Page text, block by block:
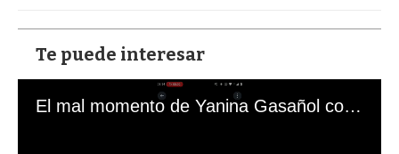
Te puede interesar
El mal momento de Yanina Gasañol con un hincha argentino en "Subrayado"